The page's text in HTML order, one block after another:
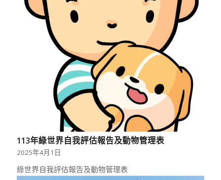
113年綠世界自我評估報告及動物管理表
2025年4月1日
綠世界自我評估報告及動物管理表